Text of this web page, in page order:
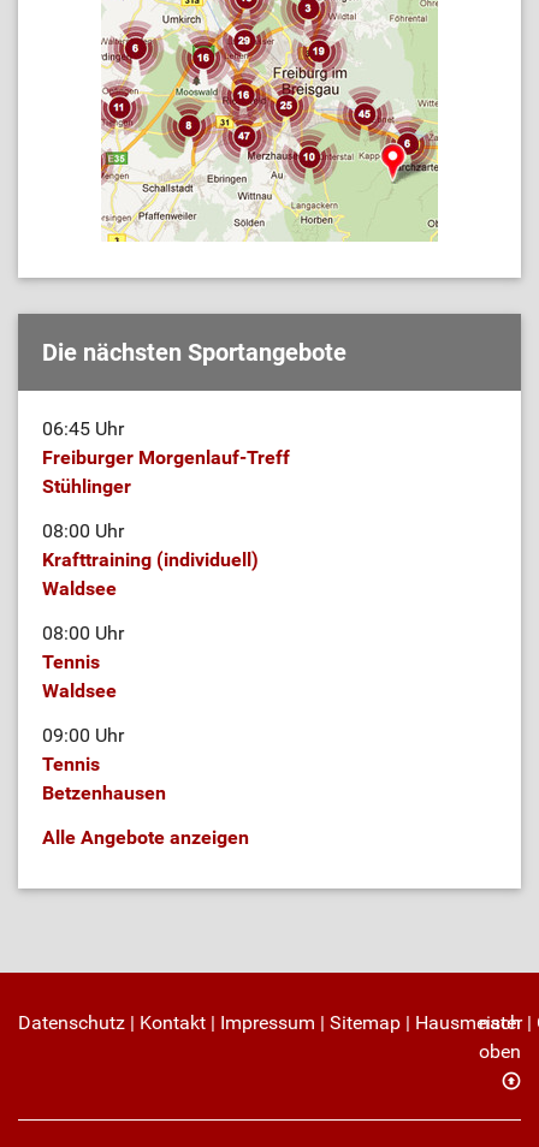
Die nächsten Sportangebote
06:45 Uhr
Freiburger Morgenlauf-Treff
Stühlinger
08:00 Uhr
Krafttraining (individuell)
Waldsee
08:00 Uhr
Tennis
Waldsee
09:00 Uhr
Tennis
Betzenhausen
Alle Angebote anzeigen
Datenschutz | Kontakt | Impressum | Sitemap | Hausmeister|
nach
oben